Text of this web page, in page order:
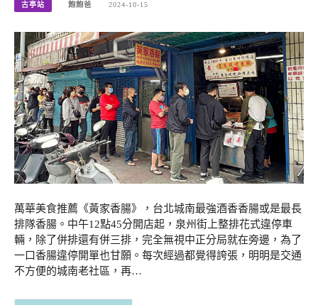
古亭站 飽飽爸 2024-10-15
萬華美食推薦《黃家香腸》，台北城南最強酒香香腸或是最長
排隊香腸。中午12點45分開店起，泉州街上整排花式違停車
輛，除了併排還有併三排，完全無視中正分局就在旁邊，為了
一口香腸違停開單也甘願。每次經過都覺得誇張，明明是交通
不方便的城南老社區，再…